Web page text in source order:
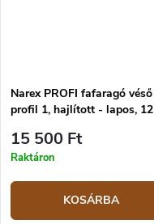
Narex PROFI fafaragó véső
profil 1, hajlított - lapos, 12
15 500 Ft
Raktáron
KOSÁRBA